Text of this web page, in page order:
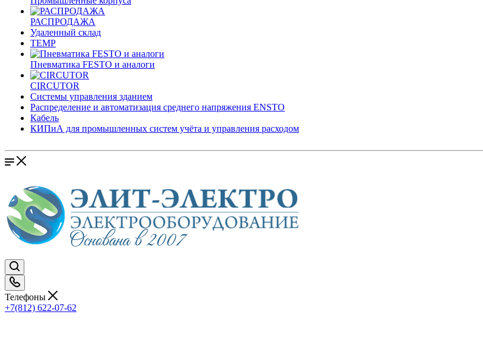
РАСПРОДАЖА
Удаленный склад
TEMP
Пневматика FESTO и аналоги
CIRCUTOR
Системы управления зданием
Распределение и автоматизация среднего напряжения ENSTO
Кабель
КИПиА для промышленных систем учёта и управления расходом
Телефоны
+7(812) 622-07-62